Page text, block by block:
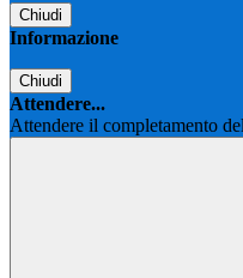
Chiudi
Informazione
Chiudi
Attendere...
Attendere il completamento